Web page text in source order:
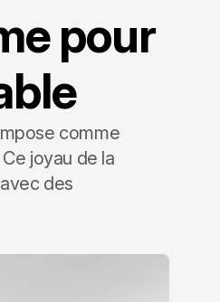
pour
comme
joyau de la
des